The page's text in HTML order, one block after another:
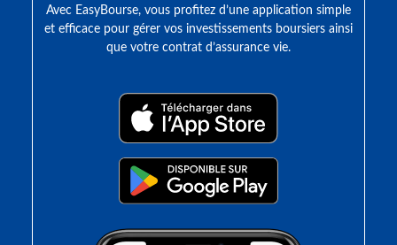
Avec EasyBourse, vous profitez d’une application simple
et efficace pour gérer vos investissements boursiers ainsi
que votre contrat d’assurance vie.